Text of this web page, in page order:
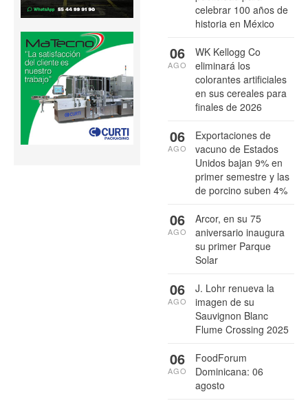
celebrar 100 años de
historia en México
WK Kellogg Co
eliminará los
colorantes artificiales
en sus cereales para
finales de 2026
06
AGO
Exportaciones de
vacuno de Estados
Unidos bajan 9% en
primer semestre y las
de porcino suben 4%
06
AGO
Arcor, en su 75
aniversario inaugura
su primer Parque
Solar
06
AGO
J. Lohr renueva la
imagen de su
Sauvignon Blanc
Flume Crossing 2025
06
AGO
FoodForum
Dominicana: 06
agosto
06
AGO